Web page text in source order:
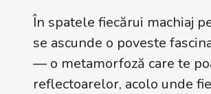
În spatele fiecărui machiaj
se ascunde o poveste
— o metamorfoză care te
reflectoarelor, acolo unde